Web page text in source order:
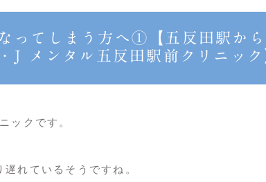
ってしまう方へ①【五反田駅か
J メンタル五反田駅前クリニック
ックです。
れているそうですね。